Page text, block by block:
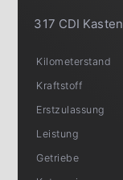
317 CDI
Kilometerstand
Kraftstoff
Erstzulassung
Leistung
Getriebe